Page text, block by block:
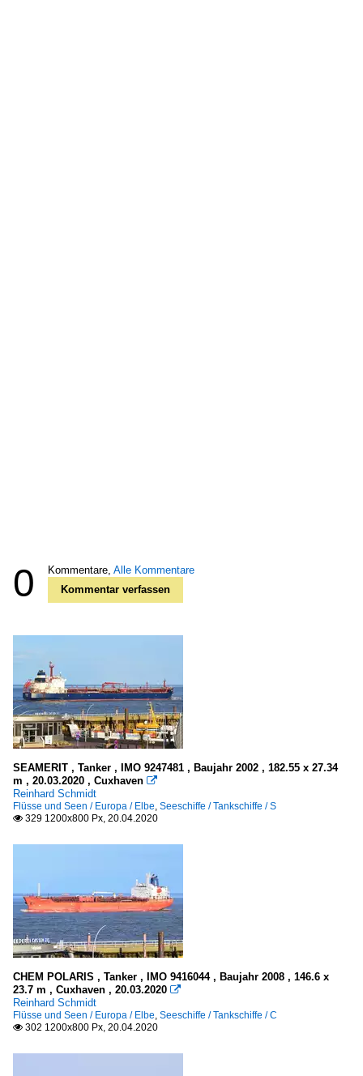
0 Kommentare, Alle Kommentare
Kommentar verfassen
SEAMERIT , Tanker , IMO 9247481 , Baujahr 2002 , 182.55 x 27.34
m , 20.03.2020 , Cuxhaven 
Reinhard Schmidt
Flüsse und Seen / Europa / Elbe, Seeschiffe / Tankschiffe / S
 329 1200x800 Px, 20.04.2020
CHEM POLARIS , Tanker , IMO 9416044 , Baujahr 2008 , 146.6 x
23.7 m , Cuxhaven , 20.03.2020 
Reinhard Schmidt
Flüsse und Seen / Europa / Elbe, Seeschiffe / Tankschiffe / C
 302 1200x800 Px, 20.04.2020